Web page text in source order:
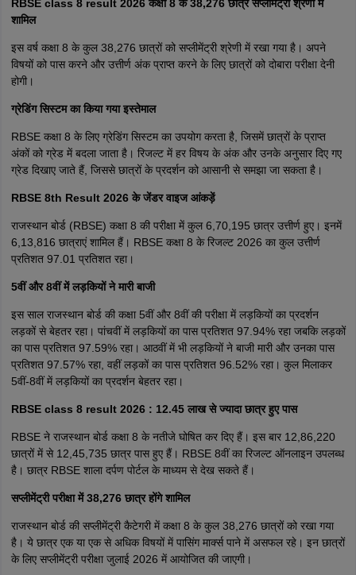
RBSE class 8 result 2026 कक्षा 8 के 38,276 छात्र सप्लीमेंट्री श्रेणी में
शामिल
इस वर्ष कक्षा 8 के कुल 38,276 छात्रों को सप्लीमेंट्री श्रेणी में रखा गया है। अपने
विषयों को पास करने और उत्तीर्ण अंक प्राप्त करने के लिए छात्रों को दोबारा परीक्षा देनी
होगी।
ग्रेडिंग सिस्टम का किया गया इस्तेमाल
RBSE कक्षा 8 के लिए ग्रेडिंग सिस्टम का उपयोग करता है, जिसमें छात्रों के प्राप्त
अंकों को ग्रेड में बदला जाता है। रिजल्ट में हर विषय के अंक और उनके अनुसार दिए गए
ग्रेड दिखाए जाते हैं, जिससे छात्रों के प्रदर्शन को आसानी से समझा जा सकता है।
RBSE 8th Result 2026 के जेंडर वाइज आंकड़ें
राजस्थान बोर्ड (RBSE) कक्षा 8 की परीक्षा में कुल 6,70,195 छात्र उत्तीर्ण हुए। इनमें
6,13,816 छात्राएं शामिल हैं। RBSE कक्षा 8 के रिजल्ट 2026 का कुल उत्तीर्ण
प्रतिशत 97.01 प्रतिशत रहा।
5वीं और 8वीं में लड़कियों ने मारी बाजी
इस साल राजस्थान बोर्ड की कक्षा 5वीं और 8वीं की परीक्षा में लड़कियों का प्रदर्शन
लड़कों से बेहतर रहा। पांचवीं में लड़कियों का पास प्रतिशत 97.94% रहा जबकि लड़कों
का पास प्रतिशत 97.59% रहा। आठवीं में भी लड़कियों ने बाजी मारी और उनका पास
प्रतिशत 97.57% रहा, वहीं लड़कों का पास प्रतिशत 96.52% रहा। कुल मिलाकर
5वीं-8वीं में लड़कियों का प्रदर्शन बेहतर रहा।
RBSE class 8 result 2026 : 12.45 लाख से ज्यादा छात्र हुए पास
RBSE ने राजस्थान बोर्ड कक्षा 8 के नतीजे घोषित कर दिए हैं। इस बार 12,86,220
छात्रों में से 12,45,735 छात्र पास हुए हैं। RBSE 8वीं का रिजल्ट ऑनलाइन उपलब्ध
है। छात्र RBSE शाला दर्पण पोर्टल के माध्यम से देख सकते हैं।
सप्लीमेंट्री परीक्षा में 38,276 छात्र होंगे शामिल
राजस्थान बोर्ड की सप्लीमेंट्री कैटेगरी में कक्षा 8 के कुल 38,276 छात्रों को रखा गया
है। ये छात्र एक या एक से अधिक विषयों में पासिंग मार्क्स पाने में असफल रहे। इन छात्रों
के लिए सप्लीमेंट्री परीक्षा जुलाई 2026 में आयोजित की जाएगी।